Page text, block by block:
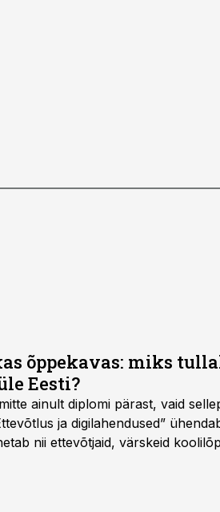
õppekavas: miks
Eesti?
ainult diplomi pärast, vaid
ja digilahendused”
nii ettevõtjaid, värskeid